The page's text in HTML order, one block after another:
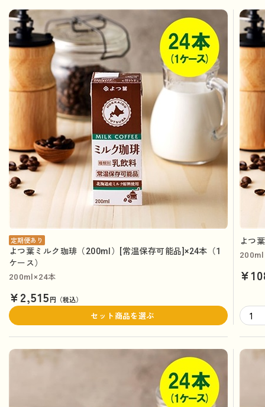
定期便あり
よつ葉ミルク珈琲（200ml）[常温保存可能品]×24本（1
ケース）
200ml×24本
¥2,515円（税込）
セット商品を選ぶ
よつ
200ml